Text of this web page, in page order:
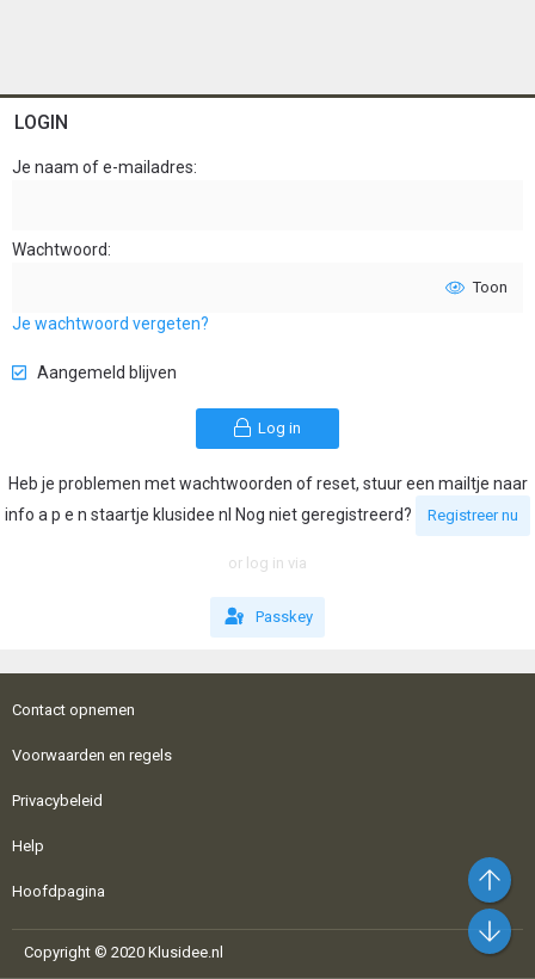
LOGIN
Je naam of e-mailadres
Wachtwoord
Toon
Je wachtwoord vergeten?
Aangemeld blijven
Log in
Heb je problemen met wachtwoorden of reset, stuur een mailtje naar
info a p e n staartje klusidee nl Nog niet geregistreerd?
Registreer nu
or log in via
Passkey
Contact opnemen
Voorwaarden en regels
Privacybeleid
Help
Hoofdpagina
Copyright © 2020 Klusidee.nl